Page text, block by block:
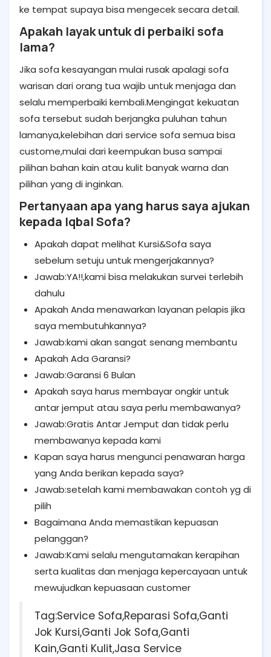
ke tempat supaya bisa mengecek secara detail.
Apakah layak untuk di perbaiki sofa
lama?
Jika sofa kesayangan mulai rusak apalagi sofa
warisan dari orang tua wajib untuk menjaga dan
selalu memperbaiki kembali.Mengingat kekuatan
sofa tersebut sudah berjangka puluhan tahun
lamanya,kelebihan dari service sofa semua bisa
custome,mulai dari keempukan busa sampai
pilihan bahan kain atau kulit banyak warna dan
pilihan yang di inginkan.
Pertanyaan apa yang harus saya ajukan
kepada Iqbal Sofa?
Apakah dapat melihat Kursi&Sofa saya
sebelum setuju untuk mengerjakannya?
Jawab:YA!!,kami bisa melakukan survei terlebih
dahulu
Apakah Anda menawarkan layanan pelapis jika
saya membutuhkannya?
Jawab:kami akan sangat senang membantu
Apakah Ada Garansi?
Jawab:Garansi 6 Bulan
Apakah saya harus membayar ongkir untuk
antar jemput atau saya perlu membawanya?
Jawab:Gratis Antar Jemput dan tidak perlu
membawanya kepada kami
Kapan saya harus mengunci penawaran harga
yang Anda berikan kepada saya?
Jawab:setelah kami membawakan contoh yg di
pilih
Bagaimana Anda memastikan kepuasan
pelanggan?
Jawab:Kami selalu mengutamakan kerapihan
serta kualitas dan menjaga kepercayaan untuk
mewujudkan kepuasaan customer
Tag:Service Sofa,Reparasi Sofa,Ganti
Jok Kursi,Ganti Jok Sofa,Ganti
Kain,Ganti Kulit,Jasa Service